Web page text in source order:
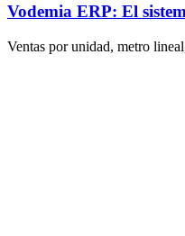
Vodemia ERP: El
Ventas por unidad, metro